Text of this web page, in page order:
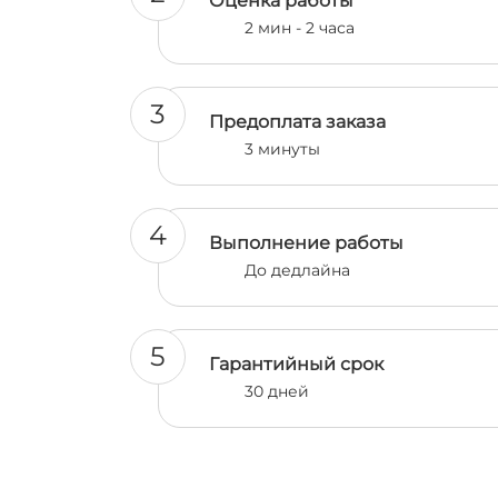
2 мин - 2 часа
3 Предоплата заказа
3 минуты
4 Выполнение работы
До дедлайна
5 Гарантийный срок
30 дней